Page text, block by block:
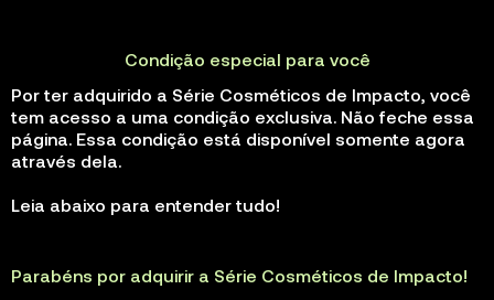
Condição especial para você
Por ter adquirido a Série Cosméticos de Impacto, você
tem acesso a uma condição exclusiva. Não feche essa
página. Essa condição está disponível somente agora
através dela.
Leia abaixo para entender tudo!
Parabéns por adquirir a Série Cosméticos de Impacto!